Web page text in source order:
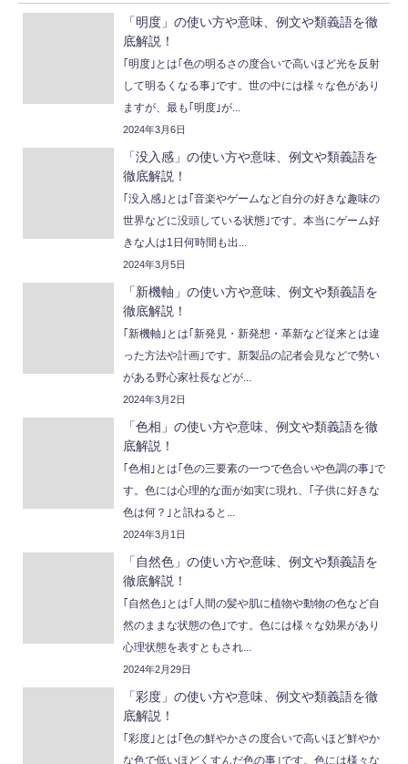
「明度」の使い方や意味、例文や類義語を徹
底解説！
｢明度｣とは｢色の明るさの度合いで高いほど光を反射
して明るくなる事｣です。世の中には様々な色があり
ますが、最も｢明度｣が...
2024年3月6日
「没入感」の使い方や意味、例文や類義語を
徹底解説！
｢没入感｣とは｢音楽やゲームなど自分の好きな趣味の
世界などに没頭している状態｣です。本当にゲーム好
きな人は1日何時間も出...
2024年3月5日
「新機軸」の使い方や意味、例文や類義語を
徹底解説！
｢新機軸｣とは｢新発見・新発想・革新など従来とは違
った方法や計画｣です。新製品の記者会見などで勢い
がある野心家社長などが...
2024年3月2日
「色相」の使い方や意味、例文や類義語を徹
底解説！
｢色相｣とは｢色の三要素の一つで色合いや色調の事｣で
す。色には心理的な面が如実に現れ、｢子供に好きな
色は何？｣と訊ねると...
2024年3月1日
「自然色」の使い方や意味、例文や類義語を
徹底解説！
｢自然色｣とは｢人間の髪や肌に植物や動物の色など自
然のままな状態の色｣です。色には様々な効果があり
心理状態を表すともされ...
2024年2月29日
「彩度」の使い方や意味、例文や類義語を徹
底解説！
｢彩度｣とは｢色の鮮やかさの度合いで高いほど鮮やか
な色で低いほどくすんだ色の事｣です。色には様々な